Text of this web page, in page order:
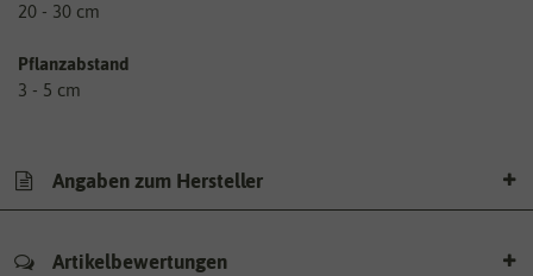
20 - 30 cm
Pflanzabstand
3 - 5 cm
Angaben zum Hersteller
Artikelbewertungen